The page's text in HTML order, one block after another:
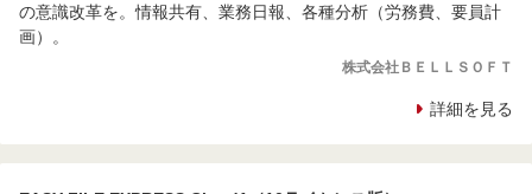
の意識改革を。情報共有、業務日報、各種分析（労務費、要員計
画）。
株式会社ＢＥＬＬＳＯＦＴ
詳細を見る